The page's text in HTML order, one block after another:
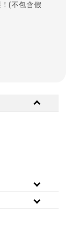
(不包含假